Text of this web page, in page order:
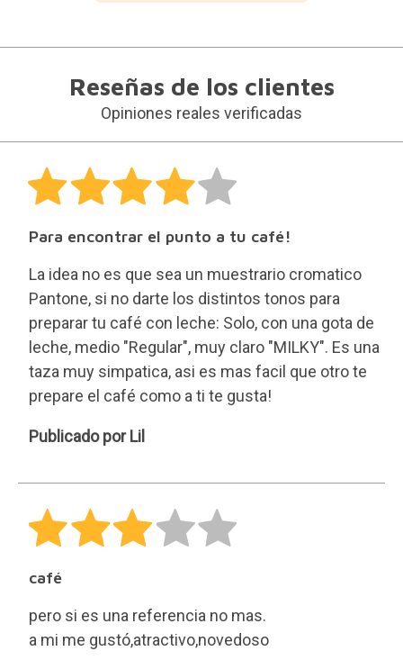
Reseñas de los clientes
Opiniones reales verificadas
Para encontrar el punto a tu café!
La idea no es que sea un muestrario cromatico
Pantone, si no darte los distintos tonos para
preparar tu café con leche: Solo, con una gota de
leche, medio "Regular", muy claro "MILKY". Es una
taza muy simpatica, asi es mas facil que otro te
prepare el café como a ti te gusta!
Lil
Publicado por Lil
café
pero si es una referencia no mas.
a mi me gustó,atractivo,novedoso